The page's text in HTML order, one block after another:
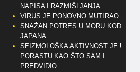
NAPISA I RAZMIŠLJANJA
VIRUS JE PONOVNO MUTIRAO
SNAŽAN POTRES U MORU KOD
JAPANA
SEIZMOLOŠKA AKTIVNOST JE U
PORASTU KAO ŠTO SAM I
PREDVIDIO